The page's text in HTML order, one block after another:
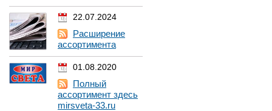
22.07.2024
Расширение
ассортимента
01.08.2020
Полный
ассортимент здесь
mirsveta-33.ru